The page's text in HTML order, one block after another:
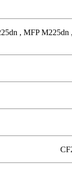
, MFP M225dn